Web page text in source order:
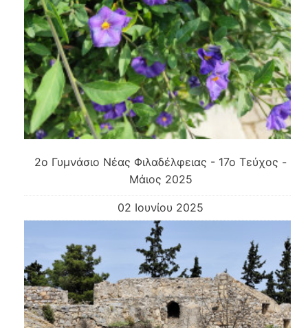
2o Γυμνάσιο Νέας Φιλαδέλφειας - 17ο Τεύχος -
Μάιος 2025
02 Ιουνίου 2025